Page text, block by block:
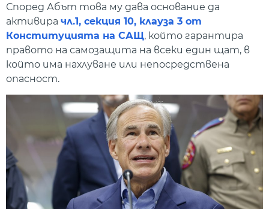
Според Абът това му дава основание да
активира чл.1, секция 10, клауза 3 от
Конституцията на САЩ, който гарантира
правото на самозащита на всеки един щат, в
който има нахлуване или непосредствена
опасност.